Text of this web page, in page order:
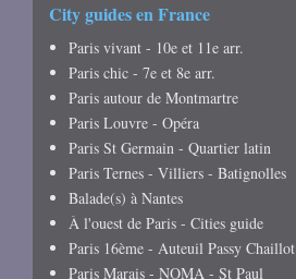
City guides en France
Paris vivant - 10e et 11e arr.
Paris chic - 7e et 8e arr.
Paris autour de Montmartre
Paris Louvre - Opéra
Paris St Germain - Quartier latin
Paris Ternes - Villiers - Batignolles
Balade(s) à Nantes
À l'ouest de Paris - Cities guide
Paris 16ème - Auteuil Passy Chaillot
Paris Marais - NOMA - St Paul